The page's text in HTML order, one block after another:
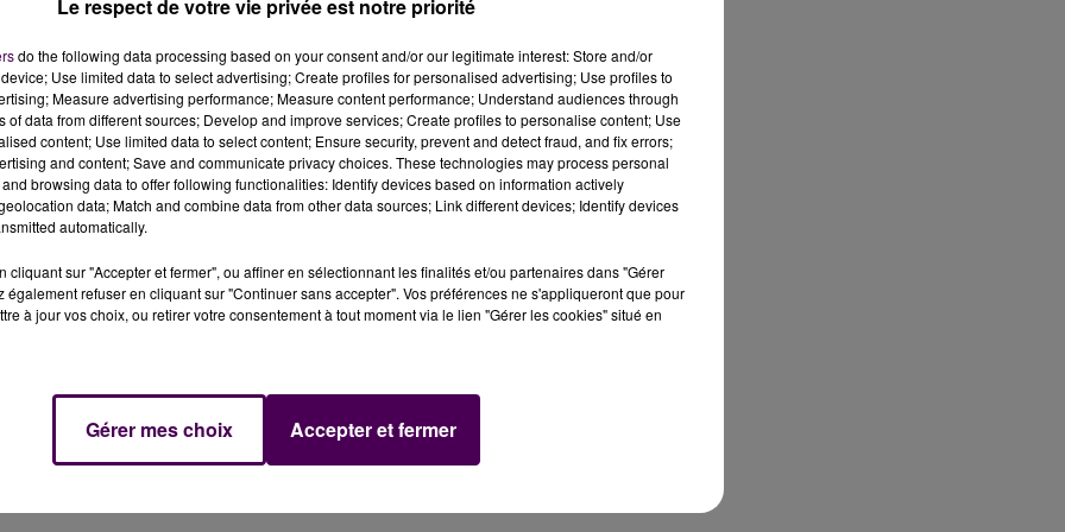
à réduire les temps de parcours entre Paris et la
régionaux dans l'ouest. Un collectif d'usagers
ligne de trains régionaux n°21 entre la capitale sarthoise
sur les quais de la gare du Mans à 17h :
"Nous
du 2 juillet. Liés à la mise en service de la ligne
ne correspondent plus à nos besoins en tant
France 3 s’est par ailleurs intéressé à ce sujet
s’est tenue à La Suze-sur-Sarthe le 17 mars en
de la région pour"évoquer l’allongement du
d’abonnements au profit de la voiture, l’impact
Le respect de votre vie privée est notre priorité
do the following data processing based on your consent and/or our legitimate interest: Store and/or
Use limited data to select advertising; Create profiles for personalised advertising; Use profiles to
Measure advertising performance; Measure content performance; Understand audiences through
of data from different sources; Develop and improve services; Create profiles to personalise content; Use
content; Use limited data to select content; Ensure security, prevent and detect fraud, and fix errors;
and content; Save and communicate privacy choices. These technologies may process personal
browsing data to offer following functionalities: Identify devices based on information actively
data; Match and combine data from other data sources; Link different devices; Identify devices
automatically.
cliquant sur "Accepter et fermer", ou affiner en sélectionnant les finalités et/ou partenaires dans "Gérer
également refuser en cliquant sur "Continuer sans accepter". Vos préférences ne s'appliqueront que pour
à jour vos choix, ou retirer votre consentement à tout moment via le lien "Gérer les cookies" situé en
Gérer mes choix Accepter et fermer